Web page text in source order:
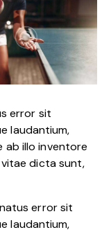
error sit
laudantium,
ab illo inventore
dicta sunt,
error sit
laudantium,